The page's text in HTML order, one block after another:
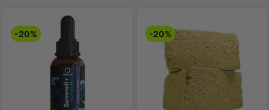
-20% -20%